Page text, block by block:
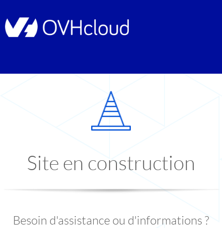
Site en construction
Besoin d'assistance ou d'informations ?